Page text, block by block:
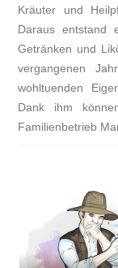
Kräuter und
Daraus entstand
Getränken und
vergangenen
wohltuenden
Dank ihm
Familienbetrieb